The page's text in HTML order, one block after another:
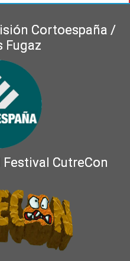
Cortoespaña /
Fugaz
CutreCon